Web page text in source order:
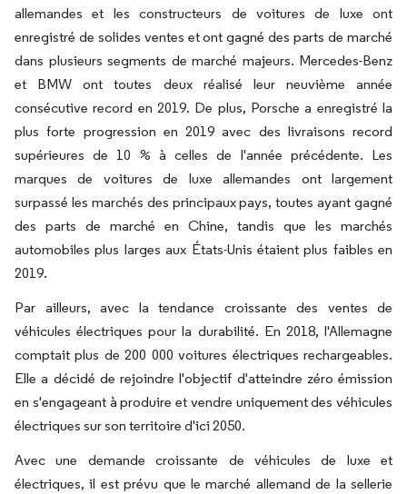
allemandes et les constructeurs de voitures de luxe ont
enregistré de solides ventes et ont gagné des parts de marché
dans plusieurs segments de marché majeurs. Mercedes-Benz
et BMW ont toutes deux réalisé leur neuvième année
consécutive record en 2019. De plus, Porsche a enregistré la
plus forte progression en 2019 avec des livraisons record
supérieures de 10 % à celles de l'année précédente. Les
marques de voitures de luxe allemandes ont largement
surpassé les marchés des principaux pays, toutes ayant gagné
des parts de marché en Chine, tandis que les marchés
automobiles plus larges aux États-Unis étaient plus faibles en
2019.
Par ailleurs, avec la tendance croissante des ventes de
véhicules électriques pour la durabilité. En 2018, l'Allemagne
comptait plus de 200 000 voitures électriques rechargeables.
Elle a décidé de rejoindre l'objectif d'atteindre zéro émission
en s'engageant à produire et vendre uniquement des véhicules
électriques sur son territoire d'ici 2050.
Avec une demande croissante de véhicules de luxe et
électriques, il est prévu que le marché allemand de la sellerie